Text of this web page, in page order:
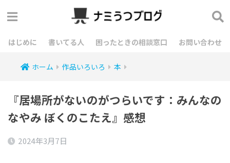
はじめに 書いてる人 困ったときの相談窓口 お問い合わせ
ホーム 作品いろいろ 本
『居場所がないのがつらいです：みんなの
なやみ ぼくのこたえ』感想
2024年3月7日